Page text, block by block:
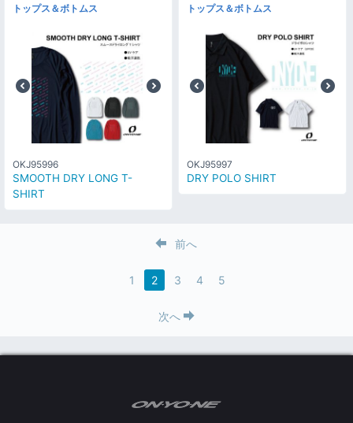
トップス＆ボトムス
OKJ95996
SMOOTH DRY LONG T-
SHIRT
トップス＆ボトムス
OKJ95997
DRY POLO SHIRT
前へ
1 2 3 4 5
次へ